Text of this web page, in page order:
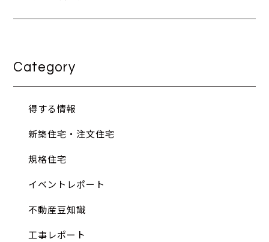
Category
得する情報
新築住宅・注文住宅
規格住宅
イベントレポート
不動産豆知識
工事レポート